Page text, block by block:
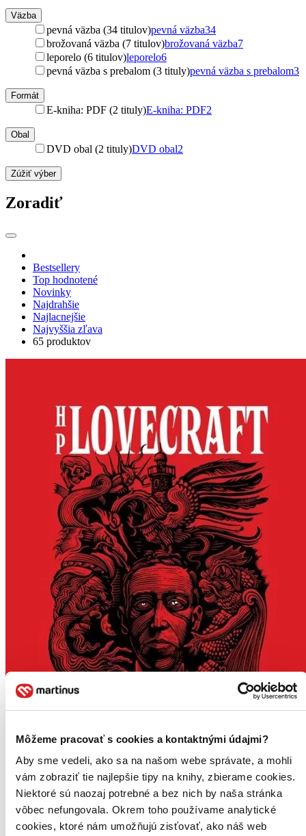
Môžeme pracovať s cookies a kontaktnými údajmi?
Aby sme vedeli, ako sa na našom webe správate, a mohli
vám zobraziť tie najlepšie tipy na knihy, zbierame cookies.
Niektoré sú naozaj potrebné a bez nich by naša stránka
vôbec nefungovala. Okrem toho používame analytické
cookies, ktoré nám umožňujú zisťovať, ako náš web
Väzba
pevná väzba (34 titulov)pevná väzba34
brožovaná väzba (7 titulov)brožovaná väzba7
leporelo (6 titulov)leporelo6
pevná väzba s prebalom (3 tituly)pevná väzba s prebalom3
Formát
E-kniha: PDF (2 tituly)E-kniha: PDF2
Obal
DVD obal (2 tituly)DVD obal2
Zúžiť výber
Zoradiť
Bestsellery
Top hodnotené
Novinky
Najdrahšie
Najlacnejšie
Najvyššia zľava
65 produktov
Novinka